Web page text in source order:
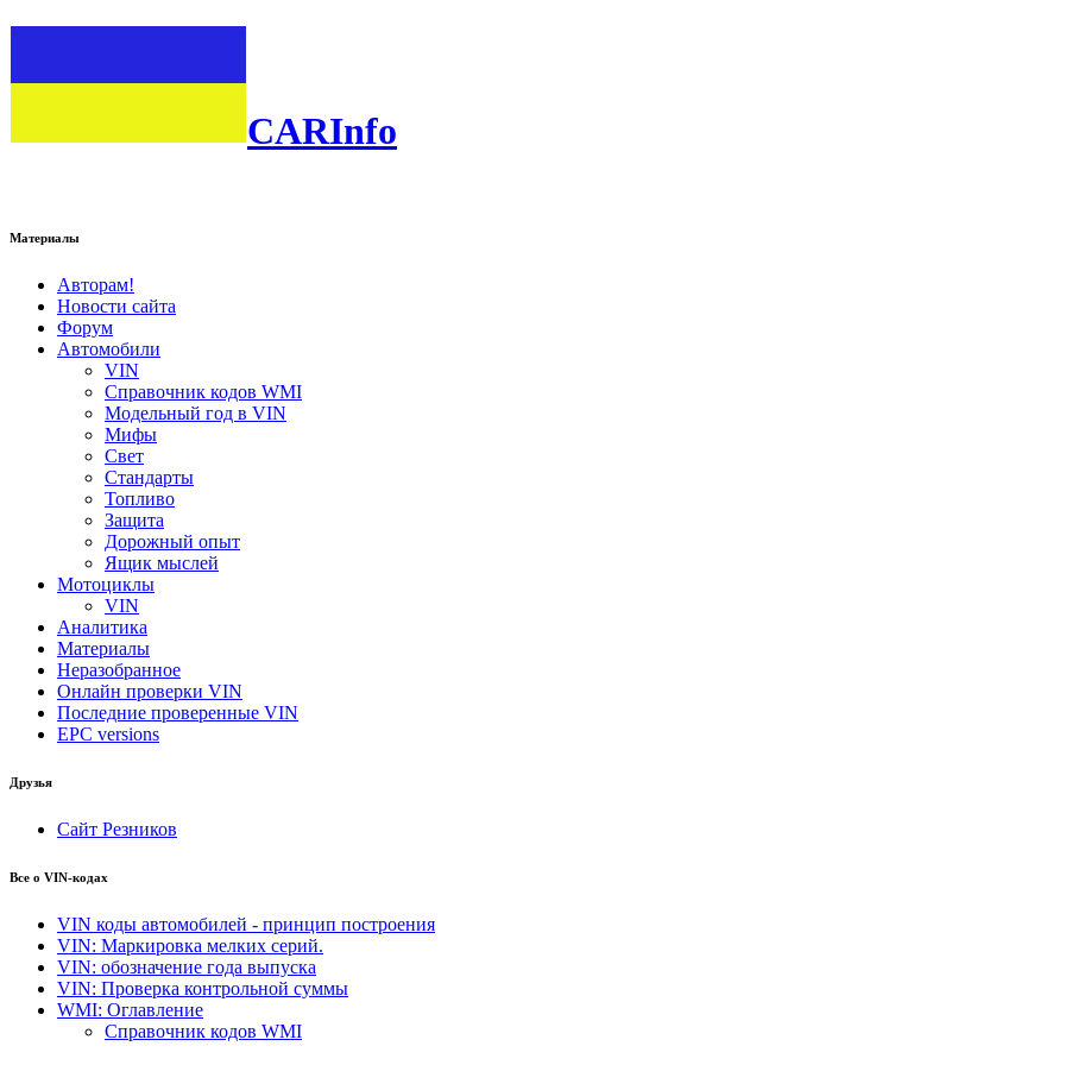
CARInfo
Материалы
Авторам!
Новости сайта
Форум
Автомобили
VIN
Справочник кодов WMI
Модельный год в VIN
Мифы
Свет
Стандарты
Топливо
Защита
Дорожный опыт
Ящик мыслей
Мотоциклы
VIN
Аналитика
Материалы
Неразобранное
Онлайн проверки VIN
Последние проверенные VIN
EPC versions
Друзья
Сайт Резников
Все о VIN-кодах
VIN коды автомобилей - принцип построения
VIN: Маркировка мелких серий.
VIN: обозначение года выпуска
VIN: Проверка контрольной суммы
WMI: Оглавление
Справочник кодов WMI